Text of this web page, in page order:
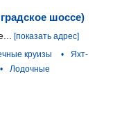
шоссе)
[показать адрес]
круизы •
Яхт-
•
Лодочные